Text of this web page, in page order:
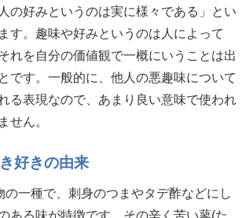
の好みというのは実に様々である」とい
す。趣味や好みというのは人によって
れを自分の価値観で一概にいうことは出
です。一般的に、他人の悪趣味について
る表現なので、あまり良い意味で使われ
せん。
好きの由来
一種で、刺身のつまやタデ酢などにし
ある味が特徴です。その辛く苦い蓼(た